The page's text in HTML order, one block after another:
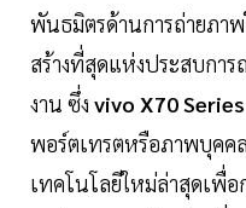
พันธมิตรด้านการถ่ายภา
สร้างที่สุดแห่งประสบกา
งาน ซึ่ง vivo X70
พอร์ตเทรตหรือภาพบุคค
เทคโนโลยีใหม่ล่าสุดเพื่